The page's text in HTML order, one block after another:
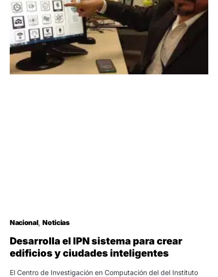
Nacional Noticias
Desarrolla el IPN sistema para crear
edificios y ciudades inteligentes
El Centro de Investigación en Computación del del Instituto